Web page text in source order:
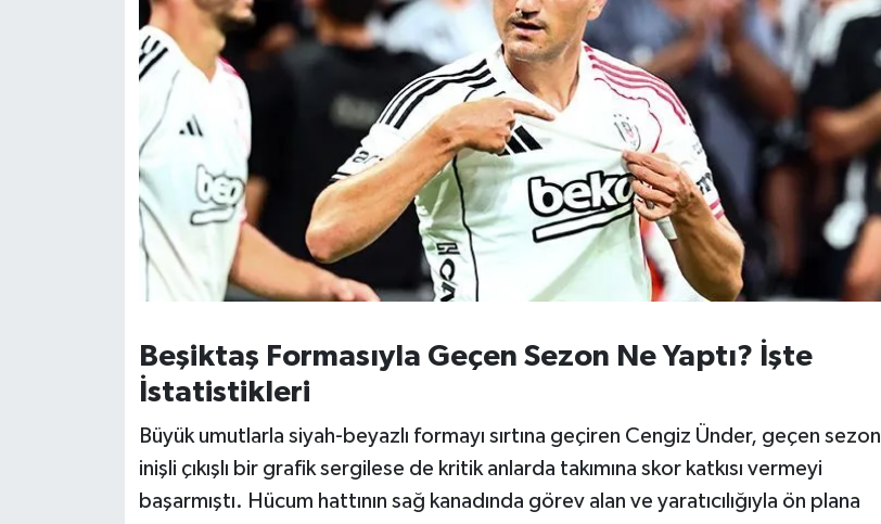
Beşiktaş Formasıyla Geçen Sezon Ne Yaptı? İşte
İstatistikleri
Büyük umutlarla siyah-beyazlı formayı sırtına geçiren Cengiz Ünder, geçen sezon
inişli çıkışlı bir grafik sergilese de kritik anlarda takımına skor katkısı vermeyi
başarmıştı. Hücum hattının sağ kanadında görev alan ve yaratıcılığıyla ön plana
TARİHTE BUGÜN
TEKNOLOJİ